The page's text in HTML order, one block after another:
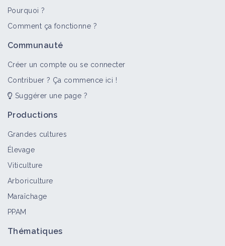
Pourquoi ?
Comment ça fonctionne ?
Communauté
Créer un compte ou se connecter
Contribuer ? Ça commence ici !
Suggérer une page ?
Productions
Grandes cultures
Élevage
Viticulture
Arboriculture
Maraîchage
PPAM
Thématiques